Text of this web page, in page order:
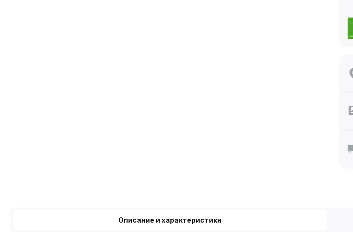
Описание и характеристики